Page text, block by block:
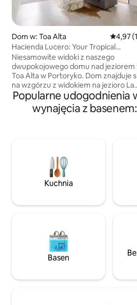
Dom w: Toa Alta
4,97
Hacienda Lucero: Your Tropical
Lakefront Escape
Niesamowite widoki z naszego
dwupokojowego domu nad jeziorem
Toa Alta w Portoryko. Dom znajduje
na wzgórzu z widokiem na jezioro La
Plata i jest otoczony 12 akrami
prywatnego lasu deszczowego. To
spokojne miejsce idealne dla
zachody i wschody słońca. Jeśli
korzystasz z pojazdu 4x4, możesz
podjechać do pływającego doku, aby
wsiąść do kajaka lub skorzystać z
wycieczkami.
Popularne udogodnienia
wynajęcia z
Kuchnia
Basen